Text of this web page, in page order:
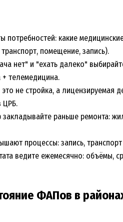
потребностей: какие
помещение, запись).
нет" и "ехать далеко"
+ телемедицина.
не стройка, а
ЦРБ.
закладывайте раньше ремонта:
процессы: запись,
ведите ежемесячно:
ФАПов в